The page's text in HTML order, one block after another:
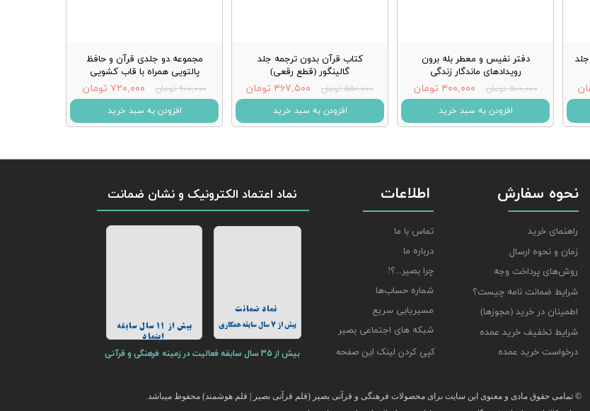
دفتر نفیس و معطر بله برون
رویدادهای ماندگار زندگی
۵۰۰,۰۰۰ تومان ۴۰۰,۰۰۰ تومان
افزودن به سبد خرید
کتاب قرآن بدون ترجمه جلد
گالینگور (قطع رقعی)
۵۵۰,۰۰۰ تومان ۴۶۷,۵۰۰ تومان
افزودن به سبد خرید
مجموعه دو جلدی قرآن و حافظ
پالتویی همراه با قاب کشویی
۹۰۰,۰۰۰ تومان ۷۲۰,۰۰۰ تومان
افزودن به سبد خرید
نحوه سفارش
راهنمای خرید
زمان و نحوه ارسال
روش‌های پرداخت وجه
شرایط ضمانت نامه چیست؟
اطمینان در خرید (مجوزها)
شرایط تخفیف خرید عمده
درخواست خرید عمده
© تمامی حقوق مادی و معنوی این سایت برای محصولات فرهنگی و قرآنی بصیر (قلم قرآنی بصیر | قلم هوشمند) محفوظ میباشد.
نماد اعتماد الکترونیک و نشان ضمانت
بیش از 11 سال سابقه
اینماد
بیش از 35 سال سابقه فعالیت در زمینه فرهنگی و قرآنی
بیش از 7 سال سابقه همکاری
اطلاعات
تماس با ما
درباره ما
چرا بصیر...؟!
شماره حساب‌ها
مسیریابی سریع
شبکه های اجتماعی بصیر
کپی کردن لینک این صفحه